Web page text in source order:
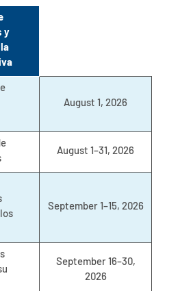
y
August 1, 2026
August 1–31, 2026
September 1–15, 2026
September 16–30,
2026